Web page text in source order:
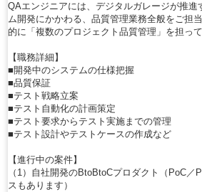
QAエンジニアには、デジタルガレージが推進
ム開発にかかわる、品質管理業務全般をご担
的に「複数のプロジェクト品質管理」を担って
【職務詳細】
■開発中のシステムの仕様把握
■品質保証
■テスト戦略立案
■テスト自動化の計画策定
■テスト要求からテスト実施までの管理
■テスト設計やテストケースの作成など
【進行中の案件】
（1）自社開発のBtoBtoCプロダクト（PoC／
スもあります）